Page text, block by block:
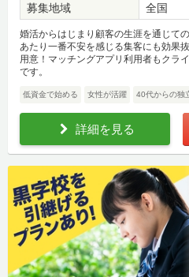
募集地域
全国
婚活からはじまり顧客の生涯を通じて
あたり一番不安を感じる集客にも効果
用意！マッチングアプリ利用者もクラ
です。
低資金で始める 女性が活躍 40代からの独
詳細を見る